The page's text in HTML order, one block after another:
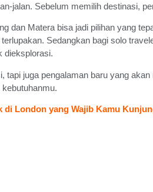
jalan. Sebelum memilih destinasi,
dan Matera bisa jadi pilihan yang
Sedangkan bagi solo
dieksplorasi.
tapi juga pengalaman baru yang
di London yang Wajib Kamu